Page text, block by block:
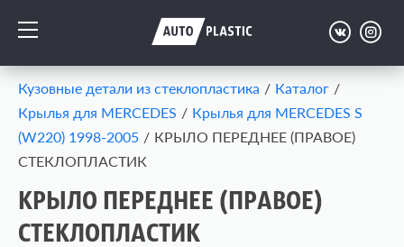
Кузовные детали из стеклопластика / Каталог /
Крылья для MERCEDES / Крылья для MERCEDES S
(W220) 1998-2005 / КРЫЛО ПЕРЕДНЕЕ (ПРАВОЕ)
СТЕКЛОПЛАСТИК
КРЫЛО ПЕРЕДНЕЕ (ПРАВОЕ)
СТЕКЛОПЛАСТИК